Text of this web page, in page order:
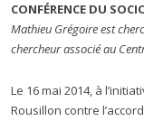
CONFÉRENCE DU
Mathieu Grégoire est
chercheur associé au
Le 16 mai 2014, à
Rousillon contre